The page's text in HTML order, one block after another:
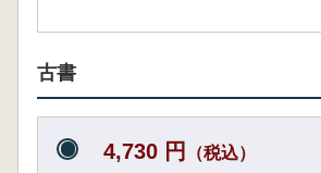
古書
4,730 円 （税込）